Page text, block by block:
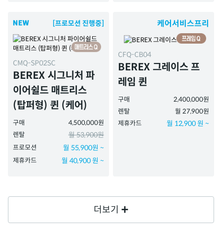
[프로모션 진행중]
CMQ-SP02SC
BEREX 시그니처 파
이어쉴드 매트리스
(탑퍼형) 퀸 (케어)
구매
4,500,000원
렌탈
월 53,900원
프로모션 월 55,900원 ~
제휴카드 월 40,900 원 ~
케어서비스프리
CFQ-CB04
BEREX 그레이스 프
레임 퀸
구매
2,400,000원
렌탈
월 27,900원
제휴카드
월 12,900 원 ~
더보기